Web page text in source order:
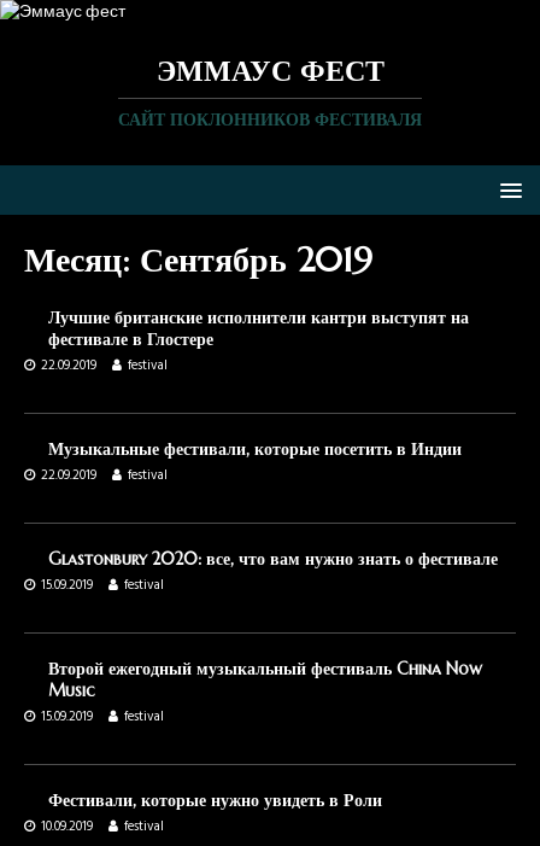
ЭММАУС ФЕСТ
САЙТ ПОКЛОННИКОВ ФЕСТИВАЛЯ
Месяц: Сентябрь 2019
Лучшие британские исполнители кантри выступят на
фестивале в Глостере
22.09.2019
festival
Музыкальные фестивали, которые посетить в Индии
22.09.2019
festival
Glastonbury 2020: все, что вам нужно знать о фестивале
15.09.2019
festival
Второй ежегодный музыкальный фестиваль China Now
Music
15.09.2019
festival
Фестивали, которые нужно увидеть в Роли
10.09.2019
festival